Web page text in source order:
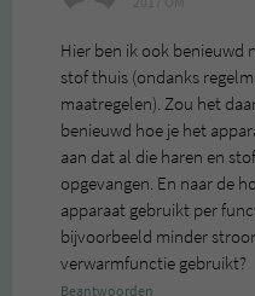
Hier ben ik ook benieuwd
stof thuis (ondanks
maatregelen). Zou het
benieuwd hoe je het
aan dat al die haren en
opgevangen. En naar de
apparaat gebruikt per
bijvoorbeeld minder
verwarmfunctie gebruikt?
Beantwoorden